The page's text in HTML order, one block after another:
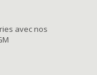
avec nos